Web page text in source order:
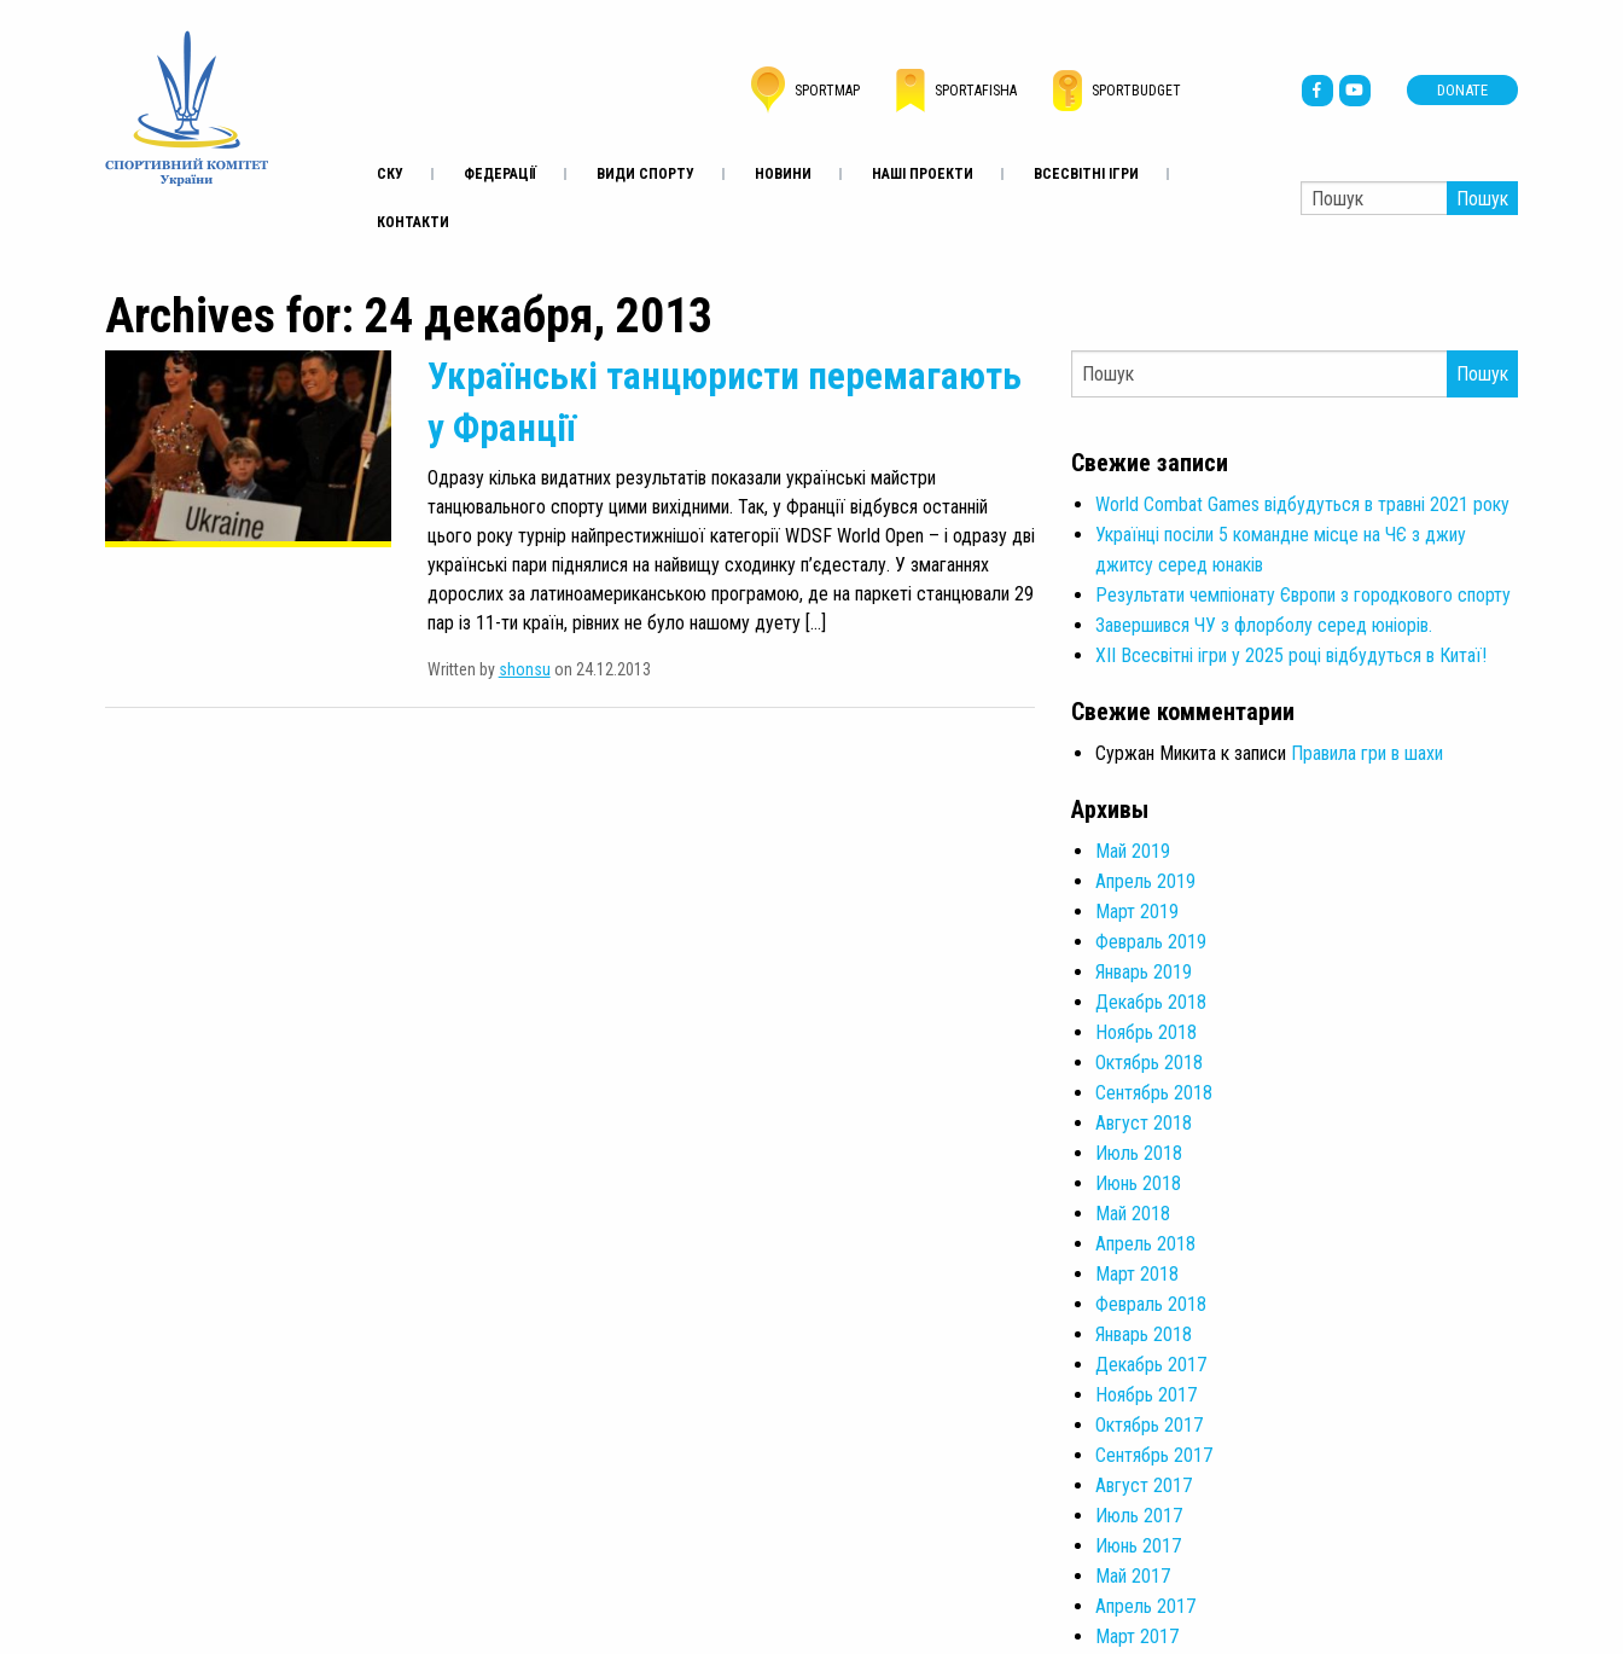
SPORTMAP SPORTAFISHA SPORTBUDGET DONATE
СКУ ФЕДЕРАЦІЇ ВИДИ СПОРТУ НОВИНИ НАШІ ПРОЕКТИ ВСЕСВІТНІ ІГРИ
КОНТАКТИ
Пошук
Archives for: 24 декабря, 2013
Українські танцюристи перемагають
у Франції
Одразу кілька видатних результатів показали українські майстри
танцювального спорту цими вихідними. Так, у Франції відбувся останній
цього року турнір найпрестижнішої категорії WDSF World Open – і одразу дві
українські пари піднялися на найвищу сходинку п’єдесталу. У змаганнях
дорослих за латиноамериканською програмою, де на паркеті станцювали 29
пар із 11-ти країн, рівних не було нашому дуету […]
Written by shonsu on 24.12.2013
Пошук
Свежие записи
World Combat Games відбудуться в травні 2021 року
Українці посіли 5 командне місце на ЧЄ з джиу
джитсу серед юнаків
Результати чемпіонату Європи з городкового спорту
Завершився ЧУ з флорболу серед юніорів.
XII Всесвітні ігри у 2025 році відбудуться в Китаї!
Свежие комментарии
Суржан Микита к записи Правила гри в шахи
Архивы
Май 2019
Апрель 2019
Март 2019
Февраль 2019
Январь 2019
Декабрь 2018
Ноябрь 2018
Октябрь 2018
Сентябрь 2018
Август 2018
Июль 2018
Июнь 2018
Май 2018
Апрель 2018
Март 2018
Февраль 2018
Январь 2018
Декабрь 2017
Ноябрь 2017
Октябрь 2017
Сентябрь 2017
Август 2017
Июль 2017
Июнь 2017
Май 2017
Апрель 2017
Март 2017